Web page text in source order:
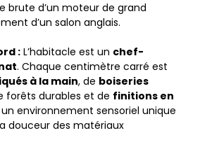
brute d’un moteur de grand
d’un salon anglais.
:L’habitacle est un chef-
. Chaque centimètre carré est
à la main, de boiseries
forêts durables et de finitions en
un environnement sensoriel unique
douceur des matériaux